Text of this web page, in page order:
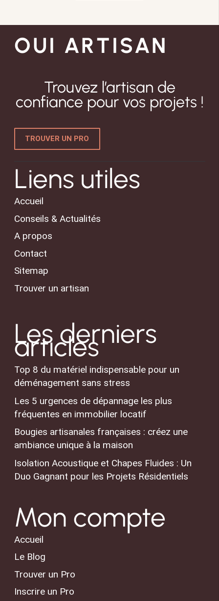
OUI ARTISAN
Trouvez l’artisan de
confiance pour vos projets !
TROUVER UN PRO
Liens utiles
Accueil
Conseils & Actualités
A propos
Contact
Sitemap
Trouver un artisan
Les derniers
articles
Top 8 du matériel indispensable pour un
déménagement sans stress
Les 5 urgences de dépannage les plus
fréquentes en immobilier locatif
Bougies artisanales françaises : créez une
ambiance unique à la maison
Isolation Acoustique et Chapes Fluides : Un
Duo Gagnant pour les Projets Résidentiels
Mon compte
Accueil
Le Blog
Trouver un Pro
Inscrire un Pro